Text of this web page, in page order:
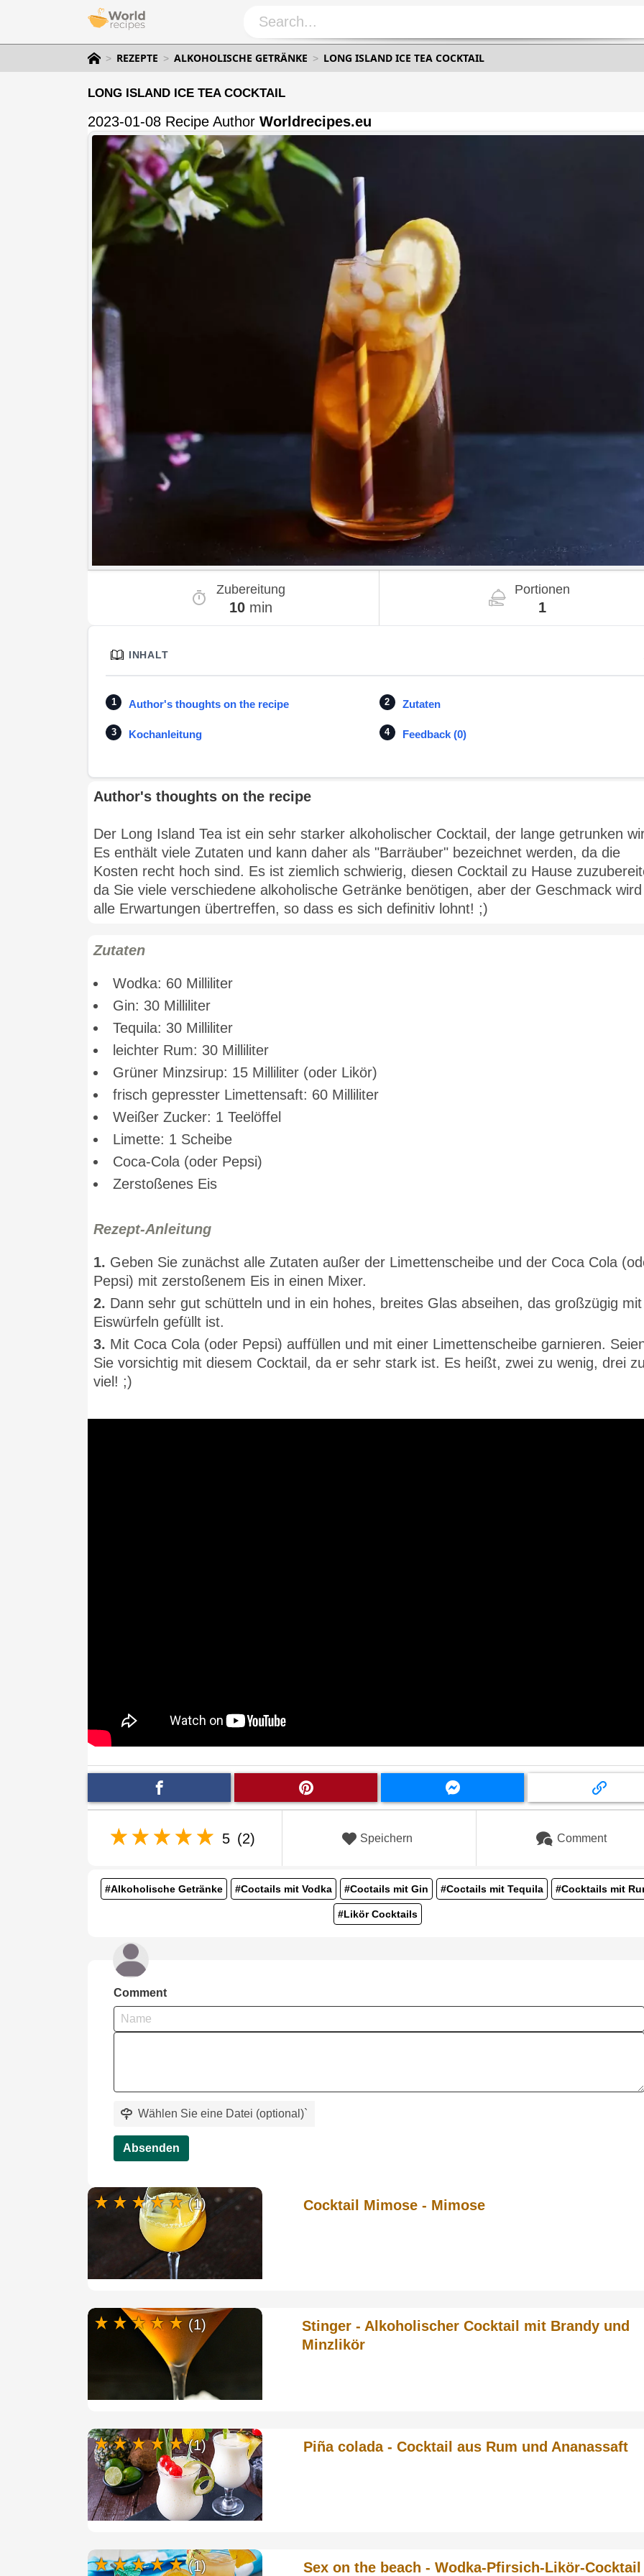
REZEPTE ALKOHOLISCHE GETRÄNKE LONG ISLAND ICE TEA COCKTAIL
LONG ISLAND ICE TEA COCKTAIL
2023-01-08 Recipe Author Worldrecipes.eu
Zubereitung
10min
Portionen
1
INHALT
Author's thoughts on the recipe Zutaten
Kochanleitung Feedback (0)
Author's thoughts on the recipe
Der Long Island Tea ist ein sehr starker alkoholischer Cocktail, der lange getrunken
Es enthält viele Zutaten und kann daher als "Barräuber" bezeichnet werden, da die
Kosten recht hoch sind. Es ist ziemlich schwierig, diesen Cocktail zu Hause
da Sie viele verschiedene alkoholische Getränke benötigen, aber der Geschmack wird
alle Erwartungen übertreffen, so dass es sich definitiv lohnt! ;)
Zutaten
Wodka: 60 Milliliter
Gin: 30 Milliliter
Tequila: 30 Milliliter
leichter Rum: 30 Milliliter
Grüner Minzsirup: 15 Milliliter (oder Likör)
frisch gepresster Limettensaft: 60 Milliliter
Weißer Zucker: 1 Teelöffel
Limette: 1 Scheibe
Coca-Cola (oder Pepsi)
Zerstoßenes Eis
Rezept-Anleitung
1. Geben Sie zunächst alle Zutaten außer der Limettenscheibe und der Coca Cola
Pepsi) mit zerstoßenem Eis in einen Mixer.
2. Dann sehr gut schütteln und in ein hohes, breites Glas abseihen, das großzügig mit
Eiswürfeln gefüllt ist.
3. Mit Coca Cola (oder Pepsi) auffüllen und mit einer Limettenscheibe garnieren.
Sie vorsichtig mit diesem Cocktail, da er sehr stark ist. Es heißt, zwei zu wenig, drei
viel! ;)
5 (2) Speichern Comment
#Alkoholische Getränke #Coctails mit Vodka #Coctails mit Gin #Coctails mit Tequila #Cocktails mit
#Likör Cocktails
Comment
Wählen Sie eine Datei (optional)`
Absenden
Cocktail Mimose - Mimose
(1)
Stinger - Alkoholischer Cocktail mit Brandy und
Minzlikör
(1)
Piña colada - Cocktail aus Rum und Ananassaft
(1)
Sex on the beach - Wodka-Pfirsich-Likör-Cocktail
(1)